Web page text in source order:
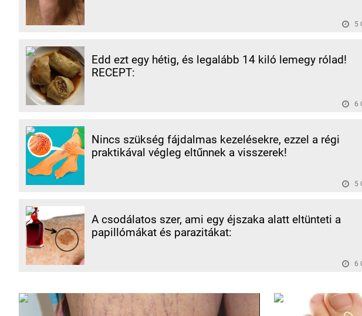
5
Edd ezt egy hétig, és legalább 14 kiló lemegy rólad!
RECEPT:
6
Nincs szükség fájdalmas kezelésekre, ezzel a régi
praktikával végleg eltűnnek a visszerek!
5
A csodálatos szer, ami egy éjszaka alatt eltünteti a
papillómákat és parazitákat:
6